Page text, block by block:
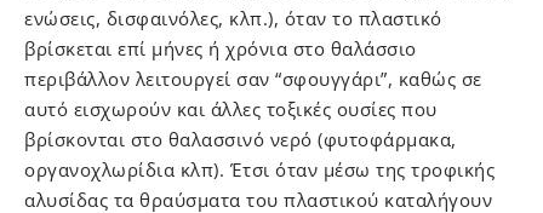
ενώσεις, δισφαινόλες, κλπ.), όταν το πλαστικό
βρίσκεται επί μήνες ή χρόνια στο θαλάσσιο
περιβάλλον λειτουργεί σαν “σφουγγάρι”, καθώς σε
αυτό εισχωρούν και άλλες τοξικές ουσίες που
βρίσκονται στο θαλασσινό νερό (φυτοφάρμακα,
oργανοχλωρίδια κλπ). Έτσι όταν μέσω της τροφικής
αλυσίδας τα θραύσματα του πλαστικού καταλήγουν